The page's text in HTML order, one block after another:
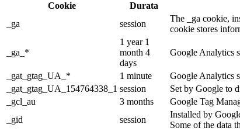
Cookie
Durata
_ga
session
The _ga cookie,
cookie stores
_ga_*
1 year 1
month 4
days
Google Analytics
_gat_gtag_UA_* 1 minute
Google Analytics
_gat_gtag_UA_154764338_1 session
Set by Google to
_gcl_au
3 months
Google Tag
_gid
session
Installed by
Some of the data